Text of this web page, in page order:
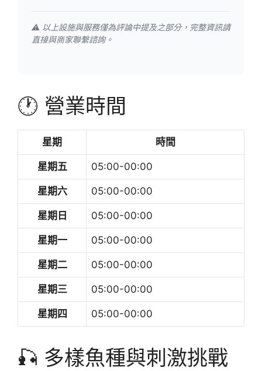
⚠️ 以上設施與服務僅為評論中提及之部分，完整資訊請
直接與商家聯繫諮詢。
🕐 營業時間
星期 時間
星期五 05:00-00:00
星期六 05:00-00:00
星期日 05:00-00:00
星期一 05:00-00:00
星期二 05:00-00:00
星期三 05:00-00:00
星期四 05:00-00:00
🎣 多樣魚種與刺激挑戰